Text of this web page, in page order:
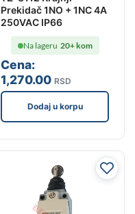
Prekidač 1NO + 1NC 4A
250VAC IP66
Cena:
1,270.00 RSD
Na lageru 20+ kom
Dodaj u korpu